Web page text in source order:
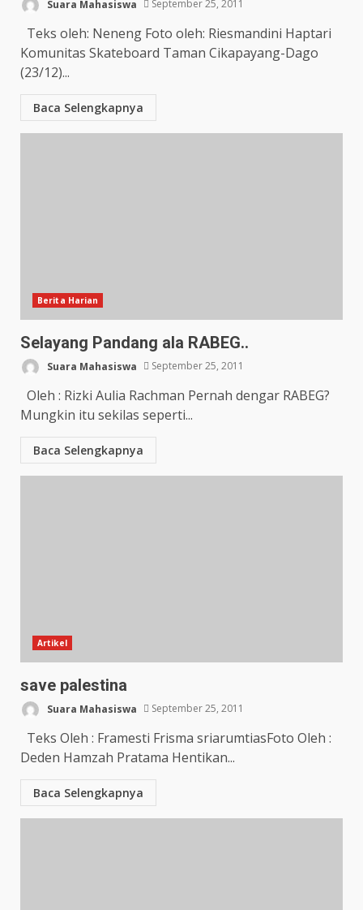
Suara Mahasiswa September 25, 2011
Teks oleh: Neneng Foto oleh: Riesmandini Haptari
Komunitas Skateboard Taman Cikapayang-Dago
(23/12)...
Baca Selengkapnya
Berita Harian
Selayang Pandang ala RABEG..
Suara Mahasiswa September 25, 2011
Oleh : Rizki Aulia Rachman Pernah dengar RABEG?
Mungkin itu sekilas seperti...
Baca Selengkapnya
Artikel
save palestina
Suara Mahasiswa September 25, 2011
Teks Oleh : Framesti Frisma sriarumtiasFoto Oleh :
Deden Hamzah Pratama Hentikan...
Baca Selengkapnya